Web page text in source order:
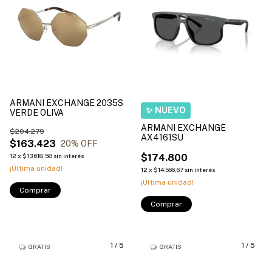
ARMANI EXCHANGE 2035S
VERDE OLIVA
$163.423
$204.279
20% OFF
12 x $13.618,58 sin interés
¡Última unidad!
Comprar
ARMANI EXCHANGE
AX4161SU
$174.800
12 x $14.566,67 sin interés
¡Última unidad!
Comprar
1 / 5
GRATIS 1 / 5
GRATIS